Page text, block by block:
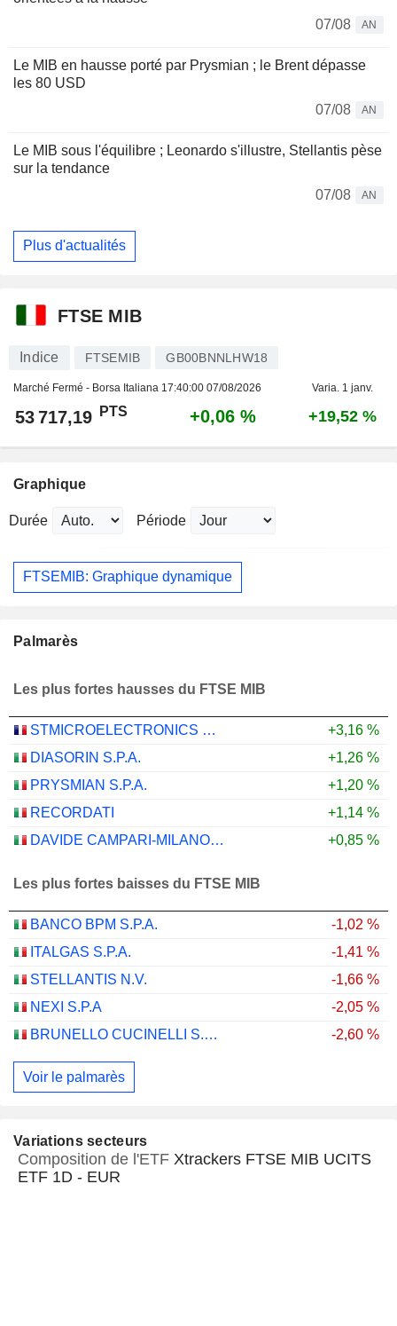
07/08
AN
Le MIB en hausse porté par Prysmian ; le Brent dépasse
les 80 USD
07/08
AN
Le MIB sous l'équilibre ; Leonardo s'illustre, Stellantis pèse
sur la tendance
07/08
AN
Plus d'actualités
FTSE MIB
Indice FTSEMIB GB00BNNLHW18
Marché Fermé - Borsa Italiana 17:40:00 07/08/2026 Varia. 1 janv.
53 717,19 PTS +0,06 % +19,52 %
Graphique
Durée Période
FTSEMIB: Graphique dynamique
Palmarès
Les plus fortes hausses du FTSE MIB
STMICROELECTRONICS N.V.
+3,16 %
DIASORIN S.P.A.
+1,26 %
PRYSMIAN S.P.A.
+1,20 %
RECORDATI
+1,14 %
DAVIDE CAMPARI-MILANO N.V.
+0,85 %
Les plus fortes baisses du FTSE MIB
BANCO BPM S.P.A.
-1,02 %
ITALGAS S.P.A.
-1,41 %
STELLANTIS N.V.
-1,66 %
NEXI S.P.A
-2,05 %
BRUNELLO CUCINELLI S.P.A.
-2,60 %
Voir le palmarès
Variations secteurs
Composition de l'ETF Xtrackers FTSE MIB UCITS
ETF 1D - EUR